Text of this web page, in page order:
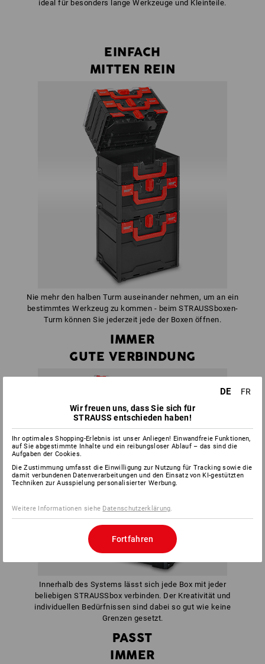
ideal für besonders lange Werkzeuge und Kleinteile.
EINFACH
MITTEN REIN
Nie mehr den halben Turm auseinander nehmen, um an ein
bestimmtes Werkzeug zu kommen - beim STRAUSSboxen-
Turm können Sie jederzeit jede der Boxen öffnen.
IMMER
GUTE VERBINDUNG
Innerhalb des Systems lässt sich jede Box mit jeder
beliebigen STRAUSSbox verbinden. Der Kreativität und
individuellen Bedürfnissen sind dabei so gut wie keine
Grenzen gesetzt.
PASST
IMMER
DE
FR
Wir freuen uns, dass Sie sich für
STRAUSS entschieden haben!
Ihr optimales Shopping-Erlebnis ist unser Anliegen! Einwandfreie Funktionen,
auf Sie abgestimmte Inhalte und ein reibungsloser Ablauf – das sind die
Aufgaben der Cookies.
Die Zustimmung umfasst die Einwilligung zur Nutzung für Tracking sowie die
damit verbundenen Datenverarbeitungen und den Einsatz von KI-gestützten
Techniken zur Ausspielung personalisierter Werbung.
Weitere Informationen siehe Datenschutzerklärung.
Fortfahren